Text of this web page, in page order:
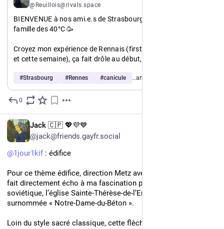
@Reuillois@rivals.space
BIENVENUE à nos ami.e.s de Strasbourg dans la grande
famille des 40°C 🥳
Croyez mon expérience de Rennais (first time 2019, puis 2022
et cette semaine), ça fait drôle au début,  et puis ça fait
Vous pouvez déjà vous préparer pour vos premiers 41° d'ici
2034 !
#Strasbourg #Rennes #canicule …and 3 more
0
Jack 🇨🇵 💖💜💙
@jack@friends.gayfr.social
@1jour1kif : édifice
Pour ce thème édifice, direction Metz avec un monument qui
fait directement écho à ma fascination pour l'architecture
soviétique, l’église Sainte-Thérèse-de-l’Enfant-Jésus,
surnommée « Notre-Dame-du-Béton ».
Loin du style sacré classique, cette flèche de 70 mètres et ses